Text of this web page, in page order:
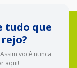
tudo que
você nunca
aqui!